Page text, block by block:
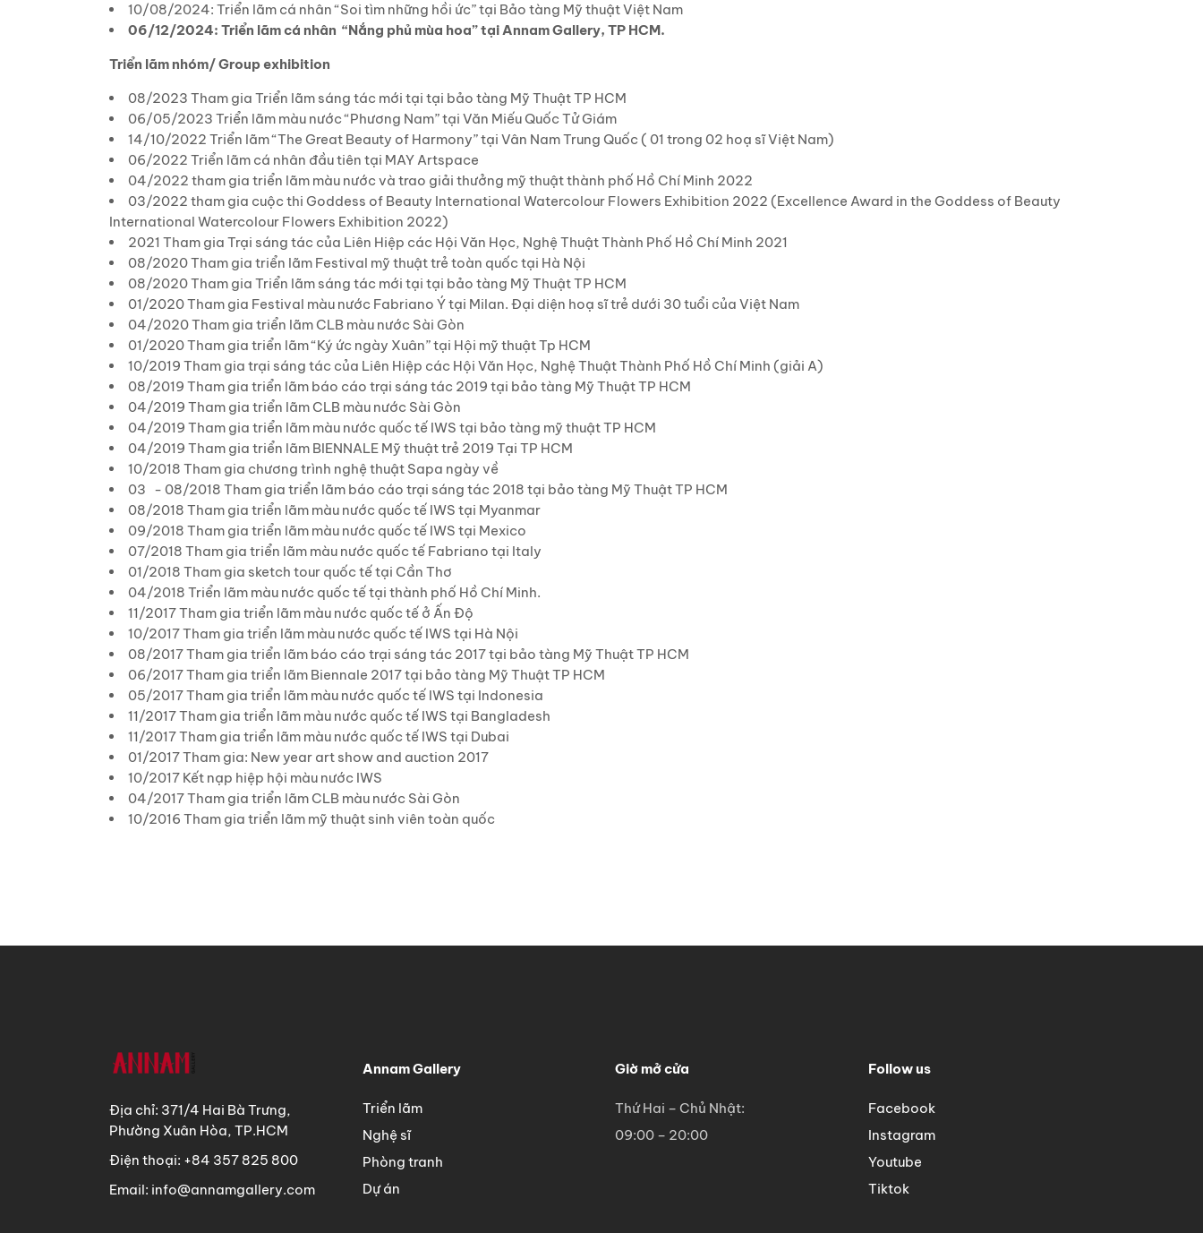
10/08/2024: Triển lãm cá nhân “Soi tìm những hồi ức” tại Bảo tàng Mỹ thuật Việt Nam
06/12/2024: Triển lãm cá nhân “Nắng phủ mùa hoa” tại Annam Gallery, TP HCM.
Triển lãm nhóm/ Group exhibition
08/2023 Tham gia Triển lãm sáng tác mới tại tại bảo tàng Mỹ Thuật TP HCM
06/05/2023 Triển lãm màu nước “Phương Nam” tại Văn Miếu Quốc Tử Giám
14/10/2022 Triển lãm “The Great Beauty of Harmony” tại Vân Nam Trung Quốc ( 01 trong 02 hoạ sĩ Việt Nam)
06/2022 Triển lãm cá nhân đầu tiên tại MAY Artspace
04/2022 tham gia triển lãm màu nước và trao giải thưởng mỹ thuật thành phố Hồ Chí Minh 2022
03/2022 tham gia cuộc thi Goddess of Beauty International Watercolour Flowers Exhibition 2022 (Excellence Award in the Goddess of Beauty
International Watercolour Flowers Exhibition 2022)
2021 Tham gia Trại sáng tác của Liên Hiệp các Hội Văn Học, Nghệ Thuật Thành Phố Hồ Chí Minh 2021
08/2020 Tham gia triển lãm Festival mỹ thuật trẻ toàn quốc tại Hà Nội
08/2020 Tham gia Triển lãm sáng tác mới tại tại bảo tàng Mỹ Thuật TP HCM
01/2020 Tham gia Festival màu nước Fabriano Ý tại Milan. Đại diện hoạ sĩ trẻ dưới 30 tuổi của Việt Nam
04/2020 Tham gia triển lãm CLB màu nước Sài Gòn
01/2020 Tham gia triển lãm “Ký ức ngày Xuân” tại Hội mỹ thuật Tp HCM
10/2019 Tham gia trại sáng tác của Liên Hiệp các Hội Văn Học, Nghệ Thuật Thành Phố Hồ Chí Minh (giải A)
08/2019 Tham gia triển lãm báo cáo trại sáng tác 2019 tại bảo tàng Mỹ Thuật TP HCM
04/2019 Tham gia triển lãm CLB màu nước Sài Gòn
04/2019 Tham gia triển lãm màu nước quốc tế IWS tại bảo tàng mỹ thuật TP HCM
04/2019 Tham gia triển lãm BIENNALE Mỹ thuật trẻ 2019 Tại TP HCM
10/2018 Tham gia chương trình nghệ thuật Sapa ngày về
03 - 08/2018 Tham gia triển lãm báo cáo trại sáng tác 2018 tại bảo tàng Mỹ Thuật TP HCM
08/2018 Tham gia triển lãm màu nước quốc tế IWS tại Myanmar
09/2018 Tham gia triển lãm màu nước quốc tế IWS tại Mexico
07/2018 Tham gia triển lãm màu nước quốc tế Fabriano tại Italy
01/2018 Tham gia sketch tour quốc tế tại Cần Thơ
04/2018 Triển lãm màu nước quốc tế tại thành phố Hồ Chí Minh.
11/2017 Tham gia triển lãm màu nước quốc tế ở Ấn Độ
10/2017 Tham gia triển lãm màu nước quốc tế IWS tại Hà Nội
08/2017 Tham gia triển lãm báo cáo trại sáng tác 2017 tại bảo tàng Mỹ Thuật TP HCM
06/2017 Tham gia triển lãm Biennale 2017 tại bảo tàng Mỹ Thuật TP HCM
05/2017 Tham gia triển lãm màu nước quốc tế IWS tại Indonesia
11/2017 Tham gia triển lãm màu nước quốc tế IWS tại Bangladesh
11/2017 Tham gia triển lãm màu nước quốc tế IWS tại Dubai
01/2017 Tham gia: New year art show and auction 2017
10/2017 Kết nạp hiệp hội màu nước IWS
04/2017 Tham gia triển lãm CLB màu nước Sài Gòn
10/2016 Tham gia triển lãm mỹ thuật sinh viên toàn quốc
Địa chỉ: 371/4 Hai Bà Trưng,
Phường Xuân Hòa, TP.HCM
Điện thoại: +84 357 825 800
Email: info@annamgallery.com
Annam Gallery
Triển lãm
Nghệ sĩ
Phòng tranh
Dự án
Giờ mở cửa
Thứ Hai – Chủ Nhật:
09:00 – 20:00
Follow us
Facebook
Instagram
Youtube
Tiktok